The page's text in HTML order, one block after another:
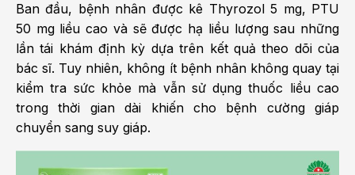
Ban đầu, bệnh nhân được kê Thyrozol 5 mg, PTU
50 mg liều cao và sẽ được hạ liều lượng sau những
lần tái khám định kỳ dựa trên kết quả theo dõi của
bác sĩ. Tuy nhiên, không ít bệnh nhân không quay tại
kiểm tra sức khỏe mà vẫn sử dụng thuốc liều cao
trong thời gian dài khiến cho bệnh cường giáp
chuyển sang suy giáp.